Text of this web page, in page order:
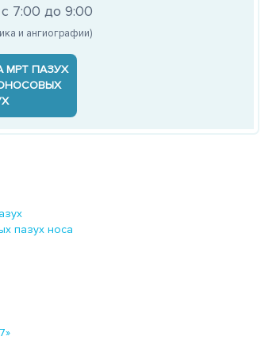
7:00 до 9:00
и ангиографии)
МРТ ПАЗУХ
пазух носа